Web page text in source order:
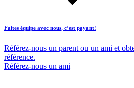
Faites équipe avec nous, c’est payant!
Référez-nous un parent ou un ami et
référence.
Référez-nous un ami